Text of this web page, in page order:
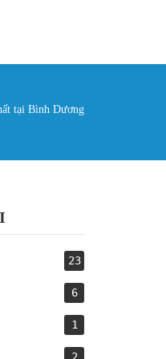
tại Bình Dương
23
6
1